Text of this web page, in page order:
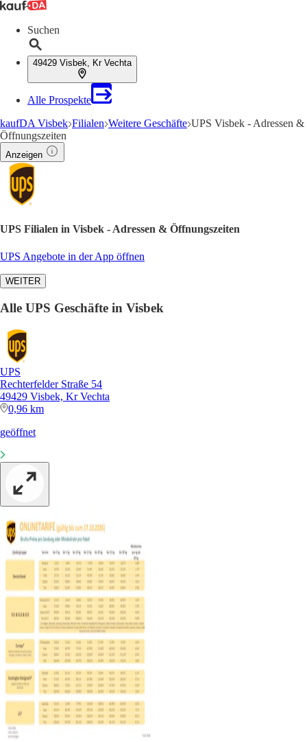
Suchen
49429 Visbek, Kr Vechta
Alle Prospekte
kaufDA Visbek Filialen Weitere Geschäfte UPS Visbek - Adressen &
Öffnungszeiten
Anzeigen
UPS Filialen in Visbek - Adressen & Öffnungszeiten
UPS Angebote in der App öffnen
WEITER
Alle UPS Geschäfte in Visbek
UPS
Rechterfelder Straße 54
49429 Visbek, Kr Vechta
0,96 km
geöffnet